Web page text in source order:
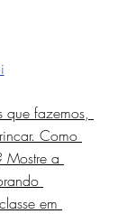
que fazemos,
Como
Mostre a
em